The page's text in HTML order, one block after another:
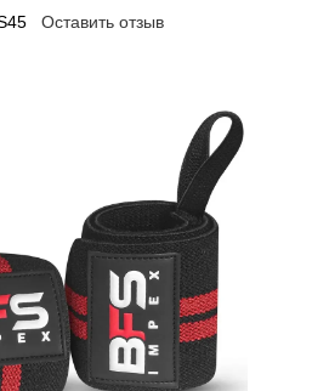
Оставить отзыв